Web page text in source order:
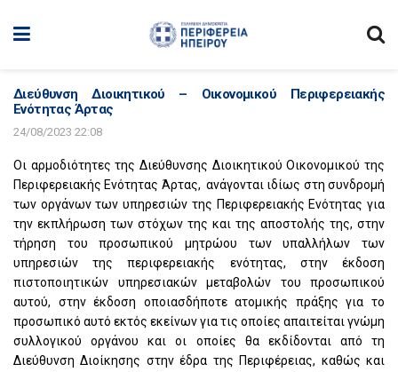
Διεύθυνση Διοικητικού – Οικονομικού Περιφερειακής
Ενότητας Άρτας
24/08/2023 22:08
Οι αρμοδιότητες της Διεύθυνσης Διοικητικού Οικονομικού της
Περιφερειακής Ενότητας Άρτας, ανάγονται ιδίως στη συνδρομή
των οργάνων των υπηρεσιών της Περιφερειακής Ενότητας για
την εκπλήρωση των στόχων της και της αποστολής της, στην
τήρηση του προσωπικού μητρώου των υπαλλήλων των
υπηρεσιών της περιφερειακής ενότητας, στην έκδοση
πιστοποιητικών υπηρεσιακών μεταβολών του προσωπικού
αυτού, στην έκδοση οποιασδήποτε ατομικής πράξης για το
προσωπικό αυτό εκτός εκείνων για τις οποίες απαιτείται γνώμη
συλλογικού οργάνου και οι οποίες θα εκδίδονται από τη
Διεύθυνση Διοίκησης στην έδρα της Περιφέρειας, καθώς και